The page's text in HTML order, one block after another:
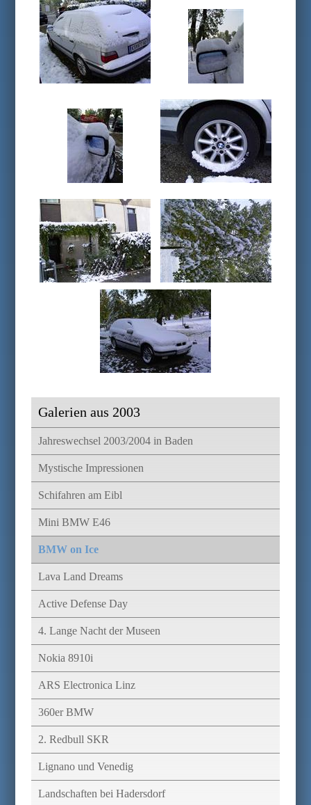
Galerien aus 2003
Jahreswechsel 2003/2004 in Baden
Mystische Impressionen
Schifahren am Eibl
Mini BMW E46
BMW on Ice
Lava Land Dreams
Active Defense Day
4. Lange Nacht der Museen
Nokia 8910i
ARS Electronica Linz
360er BMW
2. Redbull SKR
Lignano und Venedig
Landschaften bei Hadersdorf